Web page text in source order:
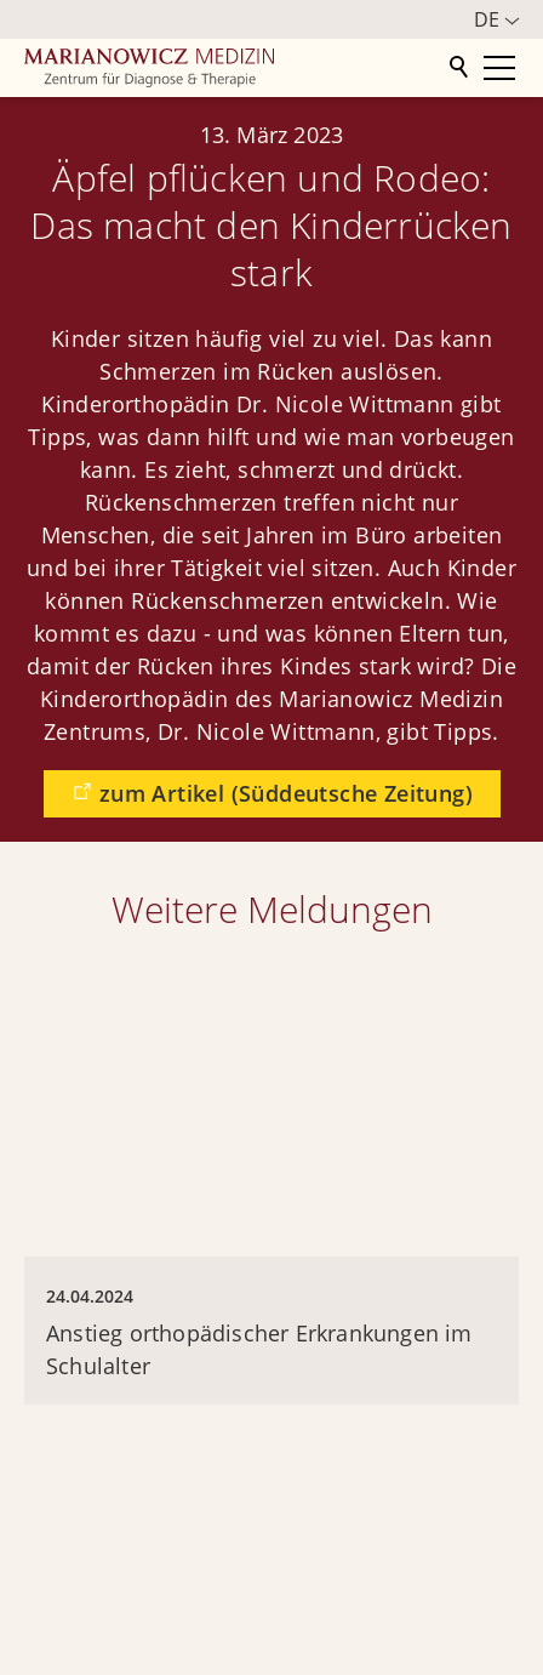
DE
Zentrum
Philosophie
Aktuelles
Infos für internationale Patienten
Kooperation mit "Die Schmerzmeisterei"
Impressionen
Presse
Jobs
Newsletter
Orthopädie
Weitere Fachbereiche
Ärzte
13. März 2023
Äpfel pflücken und Rodeo:
Das macht den Kinderrücken
stark
Kinder sitzen häufig viel zu viel. Das kann
Schmerzen im Rücken auslösen.
Kinderorthopädin Dr. Nicole Wittmann gibt
Tipps, was dann hilft und wie man vorbeugen
kann. Es zieht, schmerzt und drückt.
Rückenschmerzen treffen nicht nur
Menschen, die seit Jahren im Büro arbeiten
und bei ihrer Tätigkeit viel sitzen. Auch Kinder
können Rückenschmerzen entwickeln. Wie
kommt es dazu - und was können Eltern tun,
damit der Rücken ihres Kindes stark wird? Die
Kinderorthopädin des Marianowicz Medizin
Zentrums, Dr. Nicole Wittmann, gibt Tipps.
zum Artikel (Süddeutsche Zeitung)
Weitere Meldungen
24.04.2024
Anstieg orthopädischer Erkrankungen im
Schulalter